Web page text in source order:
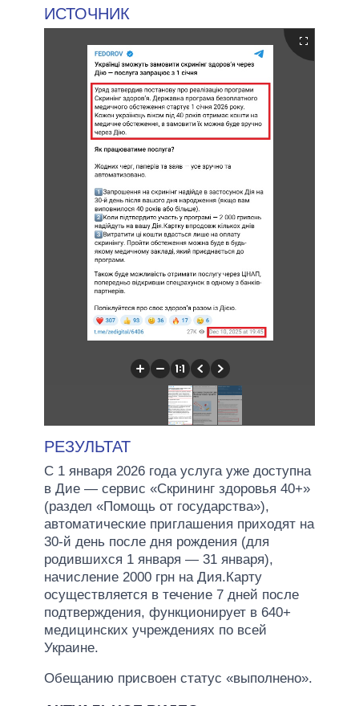
ИСТОЧНИК
РЕЗУЛЬТАТ
С 1 января 2026 года услуга уже доступна
в Дие — сервис «Скрининг здоровья 40+»
(раздел «Помощь от государства»),
автоматические приглашения приходят на
30-й день после дня рождения (для
родившихся 1 января — 31 января),
начисление 2000 грн на Дия.Карту
осуществляется в течение 7 дней после
подтверждения, функционирует в 640+
медицинских учреждениях по всей
Украине.
Обещанию присвоен статус «выполнено».